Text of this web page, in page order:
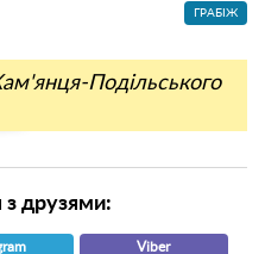
ГРАБІЖ
Подільського
з друзями:
Viber